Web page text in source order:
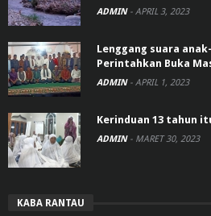
ADMIN - APRIL 3, 2023
Lenggang suara
Perintahkan Buka
ADMIN - APRIL 1, 2023
Kerinduan 13 tahun
ADMIN - MARET 30, 2023
KABA RANTAU